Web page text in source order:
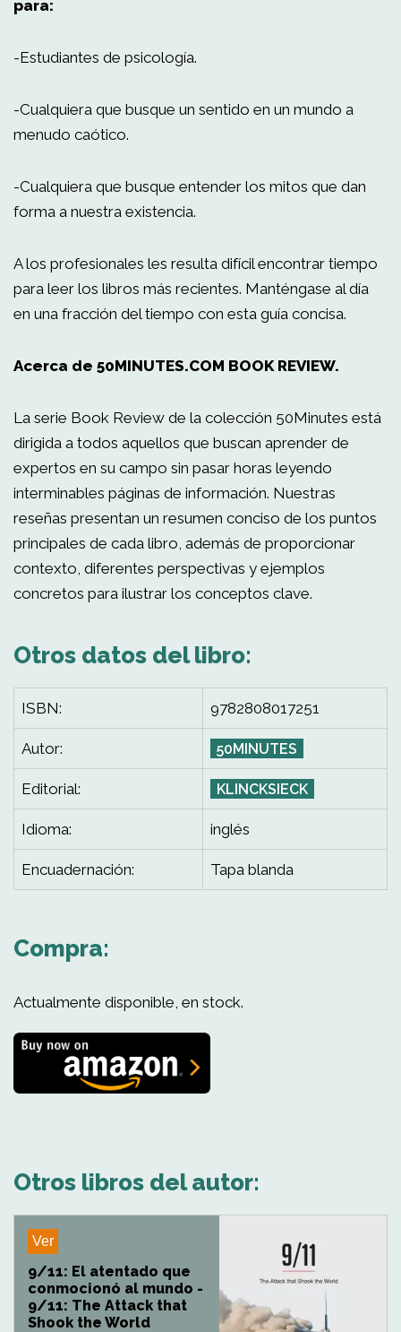
para:
-Estudiantes de psicología.
-Cualquiera que busque un sentido en un mundo a
menudo caótico.
-Cualquiera que busque entender los mitos que dan
forma a nuestra existencia.
A los profesionales les resulta difícil encontrar tiempo
para leer los libros más recientes. Manténgase al día
en una fracción del tiempo con esta guía concisa.
Acerca de 50MINUTES.COM BOOK REVIEW.
La serie Book Review de la colección 50Minutes está
dirigida a todos aquellos que buscan aprender de
expertos en su campo sin pasar horas leyendo
interminables páginas de información. Nuestras
reseñas presentan un resumen conciso de los puntos
principales de cada libro, además de proporcionar
contexto, diferentes perspectivas y ejemplos
concretos para ilustrar los conceptos clave.
Otros datos del libro:
ISBN: 9782808017251
Autor: 50MINUTES
Editorial: KLINCKSIECK
Idioma: inglés
Encuadernación: Tapa blanda
Compra:
Actualmente disponible, en stock.
Otros libros del autor:
Ver
9/11: El atentado que
conmocionó al mundo -
9/11: The Attack that
Shook the World